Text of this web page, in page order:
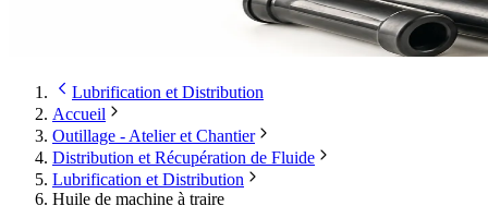
Lubrification et Distribution
Accueil
Outillage - Atelier et Chantier
Distribution et Récupération de Fluide
Lubrification et Distribution
Huile de machine à traire